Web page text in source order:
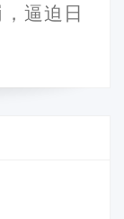
逼迫日